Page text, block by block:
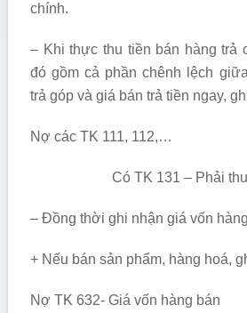
chính.
– Khi thực thu tiền bán hàng trả
đó gồm cả phần chênh lệch
trả góp và giá bán trả tiền ngay,
Nợ các TK 111, 112,…
Có TK 131 – Phải thu
– Đồng thời ghi nhận giá vốn
+ Nếu bán sản phẩm, hàng hoá,
Nợ TK 632- Giá vốn hàng bán